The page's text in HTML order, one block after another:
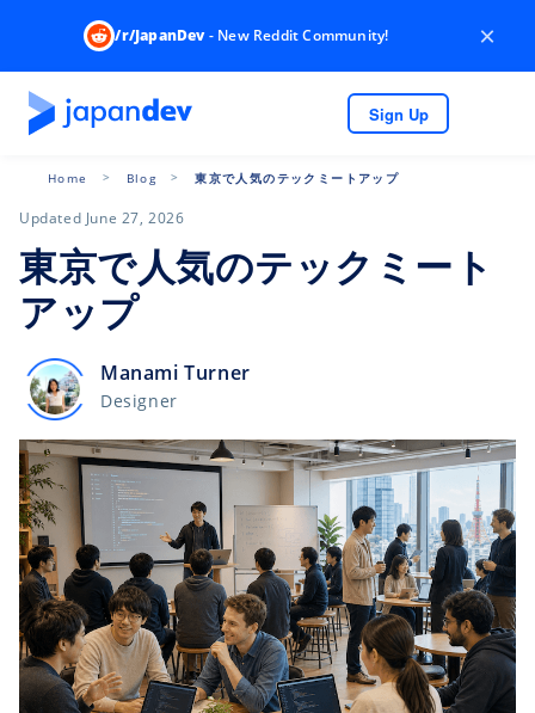
/r/JapanDev- New Reddit Community! ×
Sign Up
Home Blog 東京で人気のテックミートアップ
Updated June 27, 2026
東京で人気のテックミート
アップ
Manami Turner
Designer